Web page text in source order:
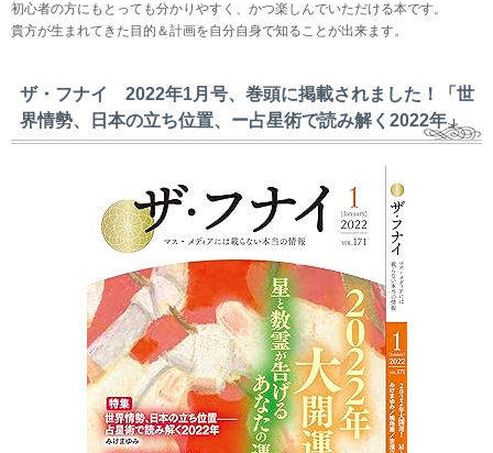
初心者の方にもとっても分かりやすく、かつ楽しんでいただける本です。
貴方が生まれてきた目的＆計画を自分自身で知ることが出来ます。
ザ・フナイ 2022年1月号、巻頭に掲載されました！「世
界情勢、日本の立ち位置、ー占星術で読み解く2022年」